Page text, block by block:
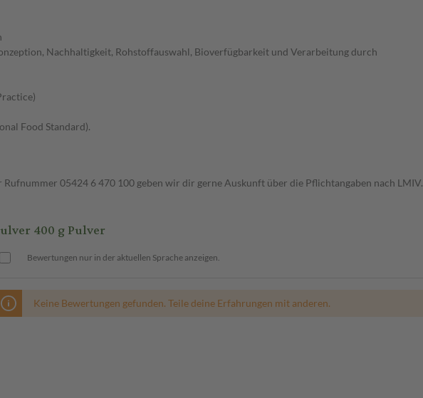
Nachhaltigkeit, Rohstoffauswahl, Bioverfügbarkeit und Verarbeitung durch
Food Standard).
05424 6 470 100 geben wir dir gerne Auskunft über die Pflichtangaben nach LMIV.
400 g Pulver
Bewertungen nur in der aktuellen Sprache anzeigen.
Keine Bewertungen gefunden. Teile deine Erfahrungen mit anderen.